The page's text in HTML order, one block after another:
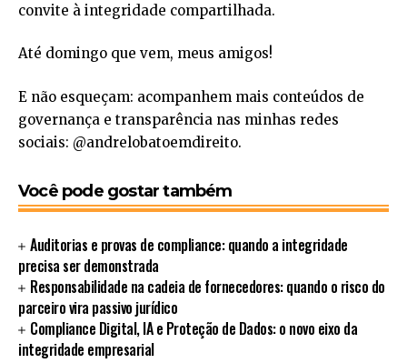
convite à integridade compartilhada.
Até domingo que vem, meus amigos!
E não esqueçam: acompanhem mais conteúdos de
governança e transparência nas minhas redes
sociais: @andrelobatoemdireito.
Você pode gostar também
Auditorias e provas de compliance: quando a integridade
precisa ser demonstrada
Responsabilidade na cadeia de fornecedores: quando o risco do
parceiro vira passivo jurídico
Compliance Digital, IA e Proteção de Dados: o novo eixo da
integridade empresarial